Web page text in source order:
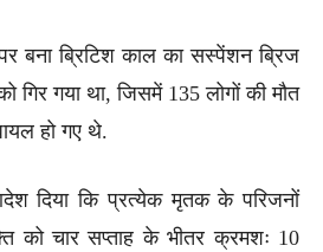
बना ब्रिटिश काल का सस्पेंशन ब्रिज
गिर गया था, जिसमें 135 लोगों की मौत
हो गए थे.
दिया कि प्रत्येक मृतक के परिजनों
को चार सप्ताह के भीतर क्रमशः 10